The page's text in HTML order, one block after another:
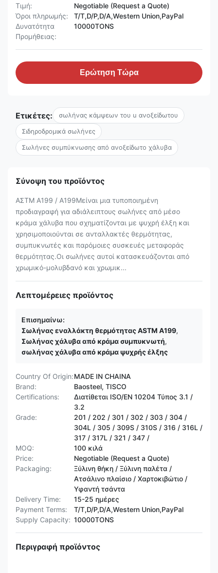
Τιμή:
Negotiable (Request a Quote)
Όροι πληρωμής:
T/T,D/P,D/A,Western Union,PayPal
Δυνατότητα
Προμήθειας:
10000TONS
Ερώτηση Τώρα
Ετικέτες: σωλήνας κάμψεων του u ανοξείδωτου
Σιδηροδρομικά σωλήνες
Σωλήνες συμπύκνωσης από ανοξείδωτο χάλυβα
Σύνοψη του προϊόντος
ΑΣTM A199 / A199Mείναι μια τυποποιημένη
προδιαγραφή για αδιάλειπτους σωλήνες από μέσο
κράμα χάλυβα που σχηματίζονται με ψυχρή έλξη και
χρησιμοποιούνται σε ανταλλακτές θερμότητας,
συμπυκνωτές και παρόμοιες συσκευές μεταφοράς
θερμότητας.Οι σωλήνες αυτοί κατασκευάζονται από
χρωμικό-μολυβδανό και χρωμικ...
Λεπτομέρειες προϊόντος
Επισημαίνω:
Σωλήνας εναλλάκτη θερμότητας ASTM A199,
Σωλήνας χάλυβα από κράμα συμπυκνωτή,
σωλήνας χάλυβα από κράμα ψυχρής έλξης
Country Of Origin:MADE IN CHAINA
Brand:
Baosteel, TISCO
Certifications:
Διατίθεται ISO/EN 10204 Τύπος 3.1 /
3.2
Grade:
201 / 202 / 301 / 302 / 303 / 304 /
304L / 305 / 309S / 310S / 316 / 316L /
317 / 317L / 321 / 347 /
MOQ:
100 κιλά
Price:
Negotiable (Request a Quote)
Packaging:
Ξύλινη θήκη / Ξύλινη παλέτα /
Ατσάλινο πλαίσιο / Χαρτοκιβώτιο /
Υφαντή τσάντα
Delivery Time:
15-25 ημέρες
Payment Terms:
T/T,D/P,D/A,Western Union,PayPal
Supply Capacity: 10000TONS
Περιγραφή προϊόντος